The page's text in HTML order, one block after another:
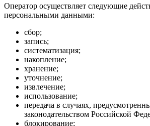
Оператор осуществляет следующие
персональными данными:
сбор;
запись;
систематизация;
накопление;
хранение;
уточнение;
извлечение;
использование;
передача в случаях,
законодательством Российской
блокирование;